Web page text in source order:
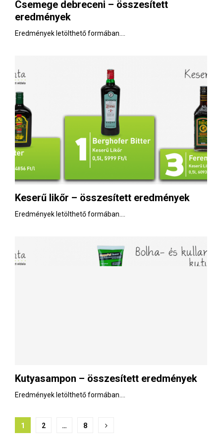
Csemege debreceni – összesített
eredmények
Eredmények letölthető formában....
Keserű likőr – összesített eredmények
Eredmények letölthető formában....
Kutyasampon – összesített eredmények
Eredmények letölthető formában....
B
1 2 … 8